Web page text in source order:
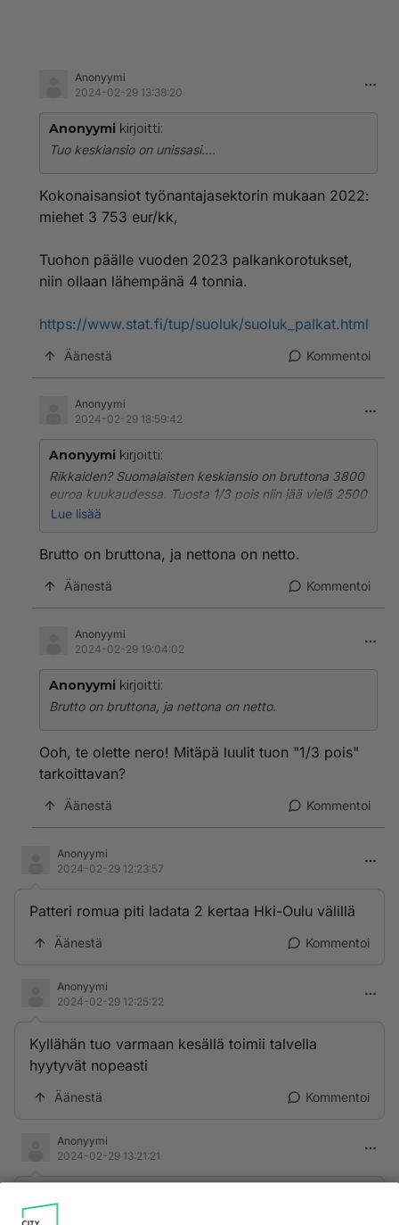
Anonyymi
2024-02-29 13:38:20
Anonyymi kirjoitti:
Tuo keskiansio on unissasi....
Kokonaisansiot työnantajasektorin mukaan 2022:
miehet 3 753 eur/kk,
Tuohon päälle vuoden 2023 palkankorotukset,
niin ollaan lähempänä 4 tonnia.
https://www.stat.fi/tup/suoluk/suoluk_palkat.html
Äänestä Kommentoi
Anonyymi
2024-02-29 18:59:42
Anonyymi kirjoitti:
Rikkaiden? Suomalaisten keskiansio on bruttona 3800
euroa kuukaudessa. Tuosta 1/3 pois niin jää vielä 2500
euroa näppiin tuhlausrahaa. Asumiseen tonni,
tehdä mitä lystää, vaikka käyttää osan siitä autoiluun.
Lue lisää
Brutto on bruttona, ja nettona on netto.
Äänestä Kommentoi
Anonyymi
2024-02-29 19:04:02
Anonyymi kirjoitti:
Brutto on bruttona, ja nettona on netto.
Ooh, te olette nero! Mitäpä luulit tuon "1/3 pois"
tarkoittavan?
Äänestä Kommentoi
Anonyymi
2024-02-29 12:23:57
Patteri romua piti ladata 2 kertaa Hki-Oulu välillä
Äänestä Kommentoi
Anonyymi
2024-02-29 12:25:22
Kyllähän tuo varmaan kesällä toimii talvella
hyytyvät nopeasti
Äänestä Kommentoi
Anonyymi
2024-02-29 13:21:21
Ei akulla ajeta vaan autolla.